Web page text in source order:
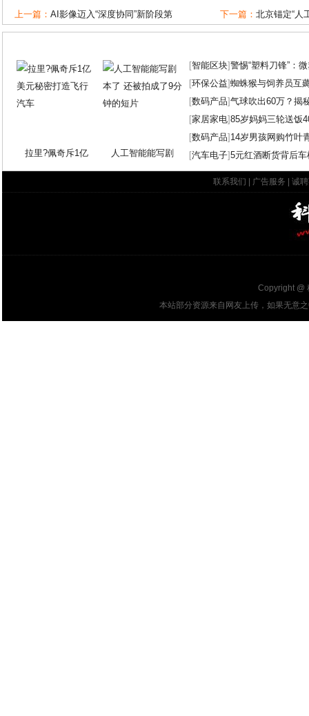
上一篇： AI影像迈入“深度协同”新阶段第 下一篇： 北京锚定“人
拉里?佩奇斥1亿 人工智能能写剧
[智能区块]警惕“塑料刀锋”：
[环保公益]蜘蛛猴与饲养员互
[数码产品]气球吹出60万？揭
[家居家电]85岁妈妈三轮送饭
[数码产品] 14岁男孩网购竹叶
[汽车电子]5元红酒断货背后
联系我们 广告服务 诚
Copyright @
本站部分资源来自网友上传，如果无意